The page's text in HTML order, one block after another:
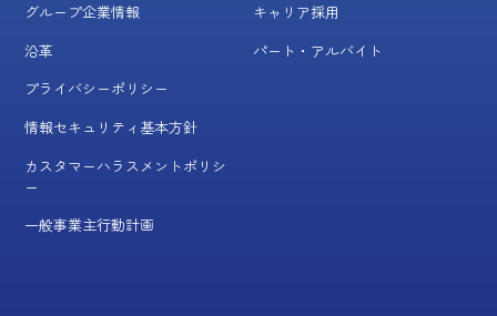
グループ企業情報
沿革
プライバシーポリシー
情報セキュリティ基本方針
カスタマーハラスメントポリシ
ー
一般事業主行動計画
キャリア採用
パート・アルバイト